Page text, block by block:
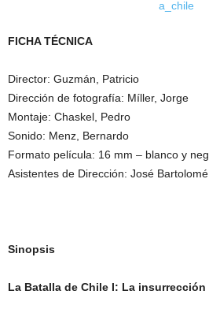
FICHA TÉCNICA
Director: Guzmán, Patricio
Dirección de fotografí­a: Míller, Jorge
Montaje: Chaskel, Pedro
Sonido: Menz, Bernardo
Formato pelí­cula: 16 mm – blanco y
Asistentes de Dirección: José Bartolomé
Sinopsis
La Batalla de Chile I: La